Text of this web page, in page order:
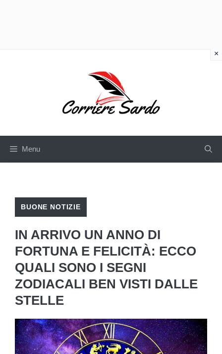
Menu
BUONE NOTIZIE
IN ARRIVO UN ANNO DI
FORTUNA E FELICITÀ: ECCO
QUALI SONO I SEGNI
ZODIACALI BEN VISTI DALLE
STELLE
×